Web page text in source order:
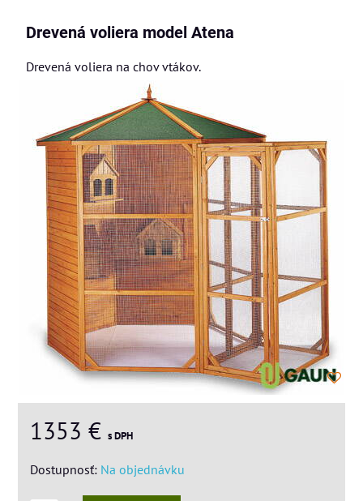
Drevená voliera model Atena
Drevená voliera na chov vtákov.
1353 € s DPH
Dostupnosť: Na objednávku